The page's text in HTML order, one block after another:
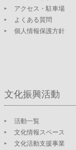
アクセス・駐車場
よくある質問
個人情報保護方針
文化振興活動
活動一覧
文化情報スペース
文化活動支援事業